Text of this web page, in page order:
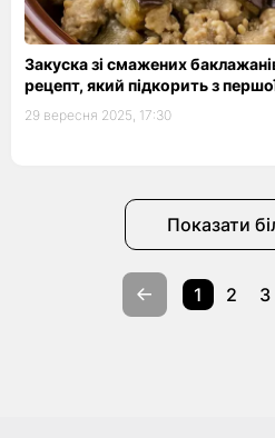
Закуска зі смажених
рецепт, який підкорить з
29 вересня 2025, 17:30
Показати
1 2 3